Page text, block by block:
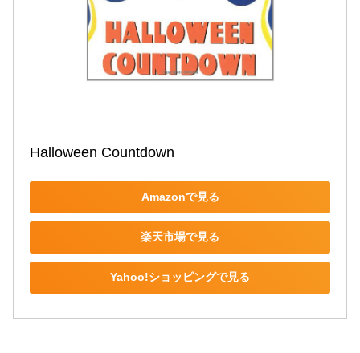
Halloween Countdown
Amazonで見る
楽天市場で見る
Yahoo!ショッピングで見る